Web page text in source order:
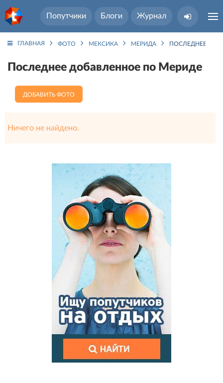
Попутчики Блоги Журнал
ГЛАВНАЯ ФОТО МЕКСИКА МЕРИДА ПОСЛЕДНЕЕ
Последнее добавленное по Мериде
ДОБАВИТЬ ФОТО
Ничего не найдено.